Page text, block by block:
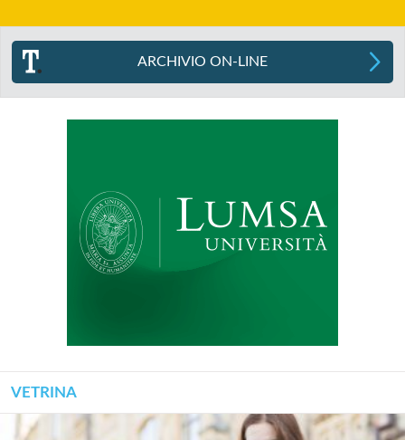
ARCHIVIO ON-LINE
VETRINA